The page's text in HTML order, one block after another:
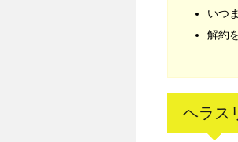
いつ
解約
ヘラス